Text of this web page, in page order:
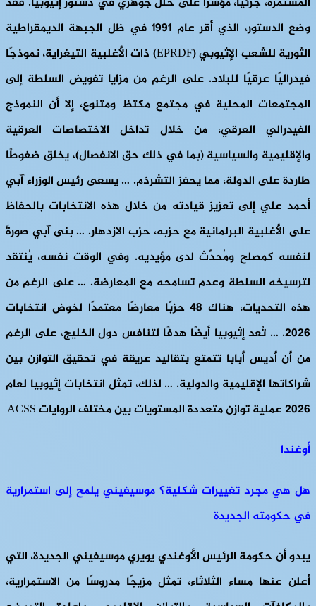
وضع الدستور، الذي أُقر عام 1991 في ظل الجبهة الديمقراطية
الثورية للشعب الإثيوبي (EPRDF) ذات الأغلبية التيغراية، نموذجًا
فيدراليًا عرقيًا للبلاد. على الرغم من مزايا تفويض السلطة إلى
المجتمعات المحلية في مجتمع مكتظ ومتنوع، إلا أن النموذج
الفيدرالي العرقي، من خلال تداخل الاختصاصات العرقية
والإقليمية والسياسية (بما في ذلك حق الانفصال)، يخلق ضغوطًا
طاردة على الدولة، مما يحفز التشرذم. … يسعى رئيس الوزراء آبي
أحمد علي إلى تعزيز قيادته من خلال هذه الانتخابات بالحفاظ
على الأغلبية البرلمانية مع حزبه، حزب الازدهار. … بنى آبي صورةً
لنفسه كمصلح ومُحدِّث لدى مؤيديه. وفي الوقت نفسه، يُنتقد
لترسيخه السلطة وعدم تسامحه مع المعارضة. … على الرغم من
هذه التحديات، هناك 48 حزبًا معارضًا معتمدًا لخوض انتخابات
2026. … تُعد إثيوبيا أيضًا هدفًا لتنافس دول الخليج، على الرغم
من أن أديس أبابا تتمتع بتقاليد عريقة في تحقيق التوازن بين
شراكاتها الإقليمية والدولية. … لذلك، تمثل انتخابات إثيوبيا لعام
2026 عملية توازن متعددة المستويات بين مختلف الروايات ACSS
أوغندا
هل هي مجرد تغييرات شكلية؟ موسيفيني يلمح إلى استمرارية
في حكومته الجديدة
يبدو أن حكومة الرئيس الأوغندي يويري موسيفيني الجديدة، التي
أُعلن عنها مساء الثلاثاء، تمثل مزيجًا مدروسًا من الاستمرارية،